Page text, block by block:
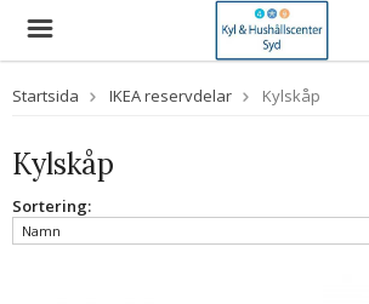
Startsida IKEA reservdelar Kylskåp
Kylskåp
Sortering: